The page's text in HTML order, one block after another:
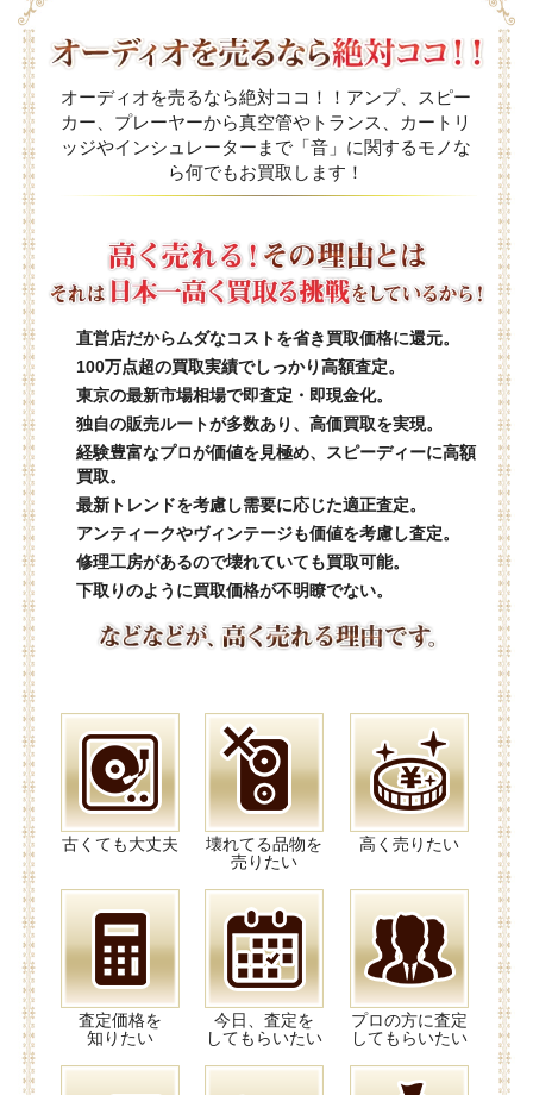
オーディオを売るなら絶対ココ！！アンプ、スピー
カー、プレーヤーから真空管やトランス、カートリ
ッジやインシュレーターまで「音」に関するモノな
ら何でもお買取します！
直営店だからムダなコストを省き買取価格に還元。
100万点超の買取実績でしっかり高額査定。
東京の最新市場相場で即査定・即現金化。
独自の販売ルートが多数あり、高価買取を実現。
経験豊富なプロが価値を見極め、スピーディーに高額
買取。
最新トレンドを考慮し需要に応じた適正査定。
アンティークやヴィンテージも価値を考慮し査定。
修理工房があるので壊れていても買取可能。
下取りのように買取価格が不明瞭でない。
古くても大丈夫
壊れてる品物を
売りたい
高く売りたい
査定価格を
知りたい
今日、査定を
してもらいたい
プロの方に査定
してもらいたい